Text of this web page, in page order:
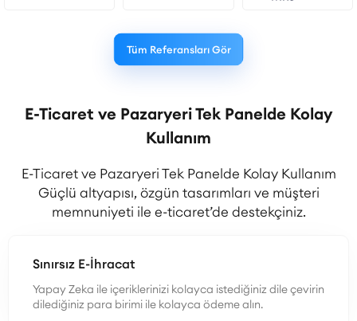
Tüm Referansları Gör
E-Ticaret ve Pazaryeri Tek Panelde Kolay
Kullanım
E-Ticaret ve Pazaryeri Tek Panelde Kolay Kullanım
Güçlü altyapısı, özgün tasarımları ve müşteri
memnuniyeti ile e-ticaret’de destekçiniz.
Sınırsız E-İhracat
Yapay Zeka ile içeriklerinizi kolayca istediğiniz dile çevirin
dilediğiniz para birimi ile kolayca ödeme alın.